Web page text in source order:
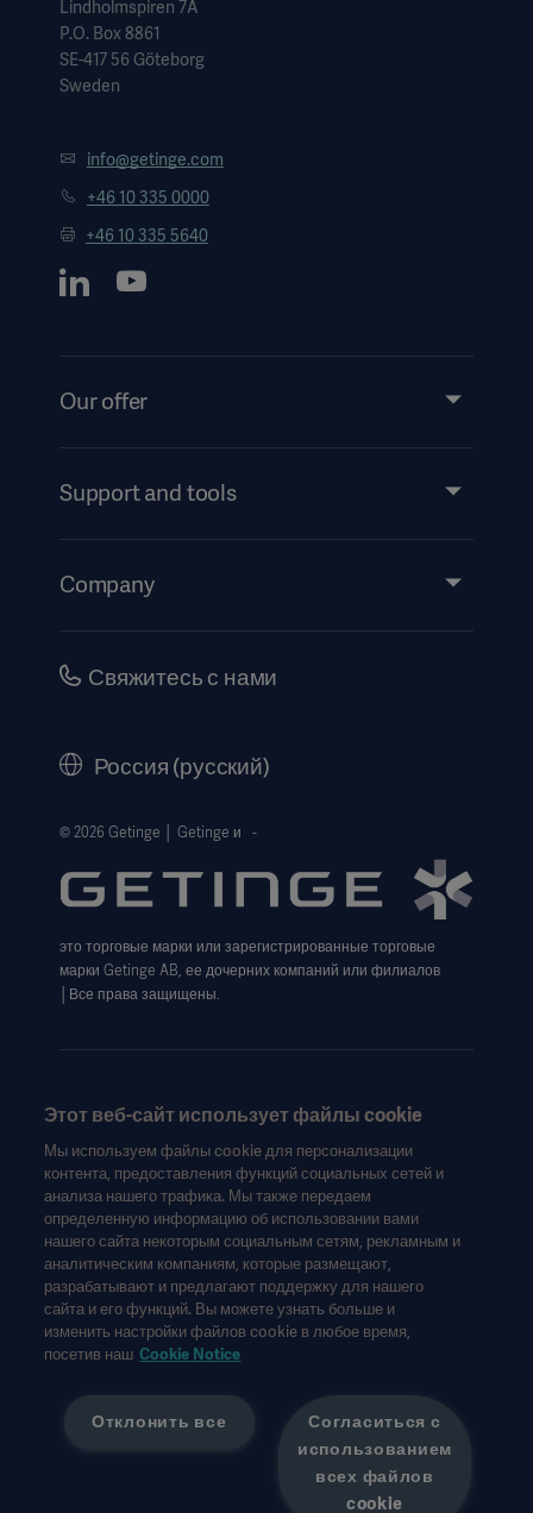
Lindholmspiren 7A
P.O. Box 8861
SE-417 56 Göteborg
Sweden
info@getinge.com
+46 10 335 0000
+46 10 335 5640
Our offer
Services
Support and tools
Events
Company
Careers
Website Privacy Policy
Website use disclaimer
Cookie Notice
Data Subject Request Form
Свяжитесь с нами
Россия (русский)
© 2026 Getinge │ Getinge и -
это торговые марки или зарегистрированные торговые
марки Getinge AB, ее дочерних компаний или филиалов
│Все права защищены.
Эта информация предназначена исключительно для
медицинских работников или других профессиональных
аудиторий и носит сугубо информационный характер, не
является исчерпывающей и поэтому не может
рассматриваться как замена инструкции по эксплуатации,
руководства по техническому обслуживанию или
медицинской консультации. Getinge не несет
ответственности за любое действие или бездействие
любой стороны, основанное на этом материале, и
ответственность лежит исключительно на пользователе.
быть недоступны или не разрешены в вашей стране.
Информация не может быть скопирована или использована
полностью или частично без письменного разрешения
Эта информация предназначена для международной
Этот веб-сайт использует файлы cookie
Мы используем файлы cookie для персонализации
контента, предоставления функций социальных сетей и
анализа нашего трафика. Мы также передаем
определенную информацию об использовании вами
нашего сайта некоторым социальным сетям, рекламным и
аналитическим компаниям, которые размещают,
разрабатывают и предлагают поддержку для нашего
сайта и его функций. Вы можете узнать больше и
изменить настройки файлов cookie в любое время,
посетив наш Cookie Notice
Согласиться с
использованием
всех файлов
cookie
Отклонить все